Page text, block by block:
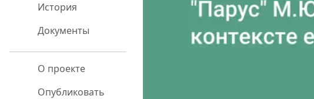
История
Документы
О проекте
Опубликовать